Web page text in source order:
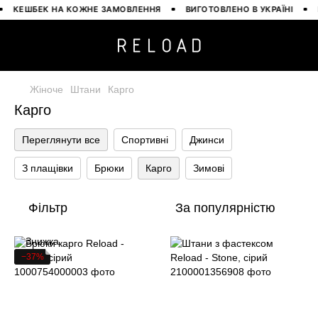
КЕШБЕК НА КОЖНЕ ЗАМОВЛЕННЯ ВИГОТОВЛЕНО В УКРАЇНІ
Жіноче Штани Карго
Карго
Переглянути все Спортивні Джинси
З плащівки Брюки Карго Зимові
Фільтр За популярністю
−37%